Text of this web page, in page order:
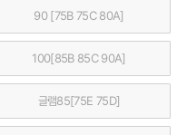
90 [75B 75C 80A]
100[85B 85C 90A]
글램85[75E 75D]